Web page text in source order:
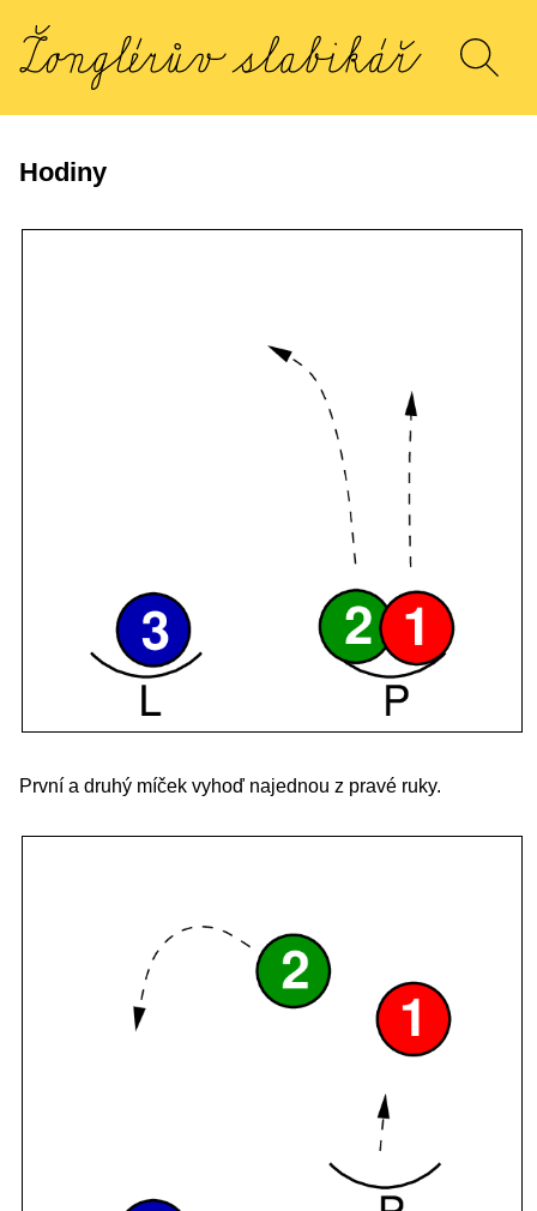
Hodiny
První a druhý míček vyhoď najednou z pravé ruky.